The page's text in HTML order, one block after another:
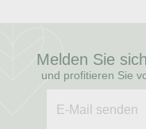
Melden Sie
und profitieren Sie